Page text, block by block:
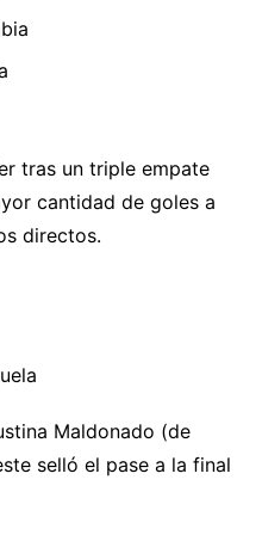
tras un triple empate
cantidad de goles a
directos.
Maldonado (de
selló el pase a la final